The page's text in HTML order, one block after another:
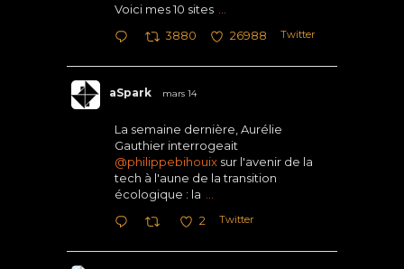
Voici mes 10 sites
3880 26988 Twitter
aSpark mars 14
La semaine dernière, Aurélie
Gauthier interrogeait
@philippebihouix sur l'avenir de la
tech à l'aune de la transition
écologique : la
2 Twitter